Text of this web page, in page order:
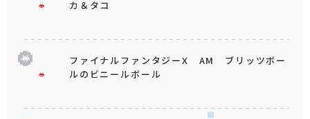
カ＆タコ
ファイナルファンタジーX AM ブリッツボー
ルのビニールボール